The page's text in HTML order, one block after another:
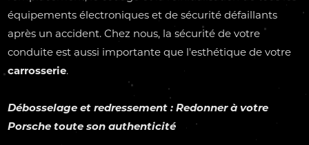
équipements électroniques et de sécurité défaillants
après un accident. Chez nous, la sécurité de votre
conduite est aussi importante que l'esthétique de votre
carrosserie.
Débosselage et redressement : Redonner à votre
Porschetoute son authenticité